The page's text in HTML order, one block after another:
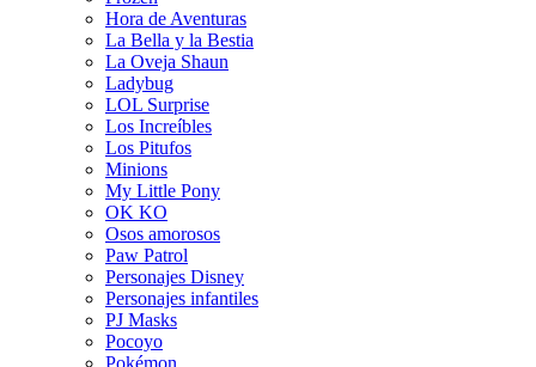
Hora de Aventuras
La Bella y la Bestia
La Oveja Shaun
Ladybug
LOL Surprise
Los Increíbles
Los Pitufos
Minions
My Little Pony
OK KO
Osos amorosos
Paw Patrol
Personajes Disney
Personajes infantiles
PJ Masks
Pocoyo
Pokémon